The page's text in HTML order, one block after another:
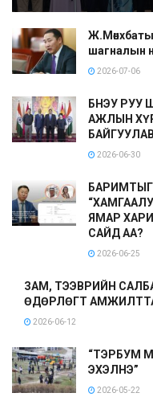
шагналын
2026-07-06
БНЭУ РУУ
АЖЛЫН
БАЙГУУЛАВ
2026-06-30
ЯМАР
САЙД АА?
2026-06-25
ЗАМ, ТЭЭВРИЙН
ӨДӨРЛӨГТ
2026-06-12
“ТЭРБУМ
ЭХЭЛНЭ”
2026-05-22